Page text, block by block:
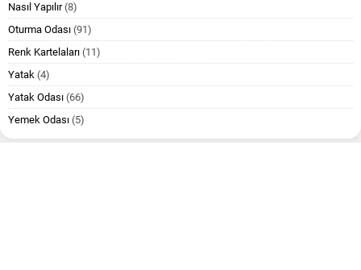
Nasıl Yapılır(8)
Oturma Odası (91)
Renk Kartelaları (11)
Yatak (4)
Yatak Odası (66)
Yemek Odası (5)